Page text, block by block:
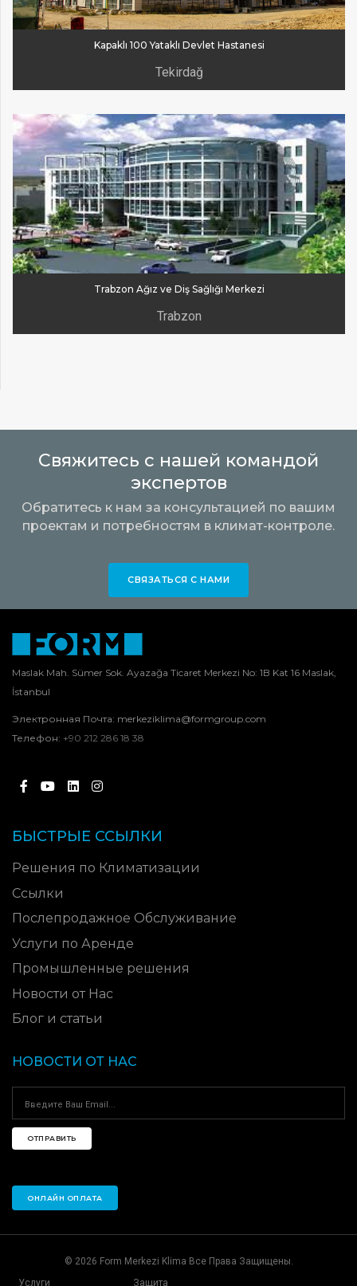
Kapaklı 100 Yataklı Devlet Hastanesi
Tekirdağ
Trabzon Ağız ve Diş Sağlığı Merkezi
Trabzon
Свяжитесь с нашей командой
экспертов
Обратитесь к нам за консультацией по вашим
проектам и потребностям в климат-контроле.
СВЯЗАТЬСЯ С НАМИ
Maslak Mah. Sümer Sok. Ayazağa Ticaret Merkezi No: 1B Kat 16 Maslak,
İstanbul
Электронная Почта: merkeziklima@formgroup.com
Телефон: +90 212 286 18 38
БЫСТРЫЕ ССЫЛКИ
Решения по Климатизации
Ссылки
Послепродажное Обслуживание
Услуги по Аренде
Промышленные решения
Новости от Нас
Блог и статьи
НОВОСТИ ОТ НАС
ОТПРАВИТЬ
ОНЛАЙН ОПЛАТА
© 2026 Form Merkezi Klima Все Права Защищены.
Услуги
Защита